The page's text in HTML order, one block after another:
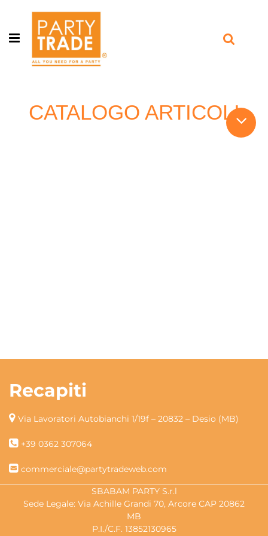
Open menu
CATALOGO ARTICOLI
Recapiti
Via Lavoratori Autobianchi 1/19f – 20832 – Desio (MB)
+39 0362 307064
commerciale@partytradeweb.com
SBABAM PARTY S.r.l
Sede Legale: Via Achille Grandi 70, Arcore CAP 20862
MB
P.I./C.F. 13852130965